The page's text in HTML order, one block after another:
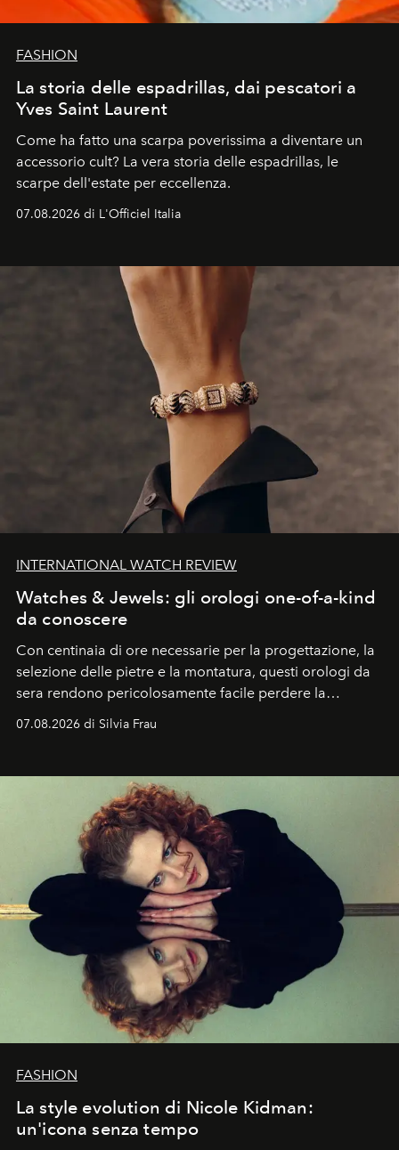
FASHION
La storia delle espadrillas, dai pescatori a
Yves Saint Laurent
Come ha fatto una scarpa poverissima a diventare un
accessorio cult? La vera storia delle espadrillas, le
scarpe dell'estate per eccellenza.
07.08.2026 di L'Officiel Italia
INTERNATIONAL WATCH REVIEW
Watches & Jewels: gli orologi one-of-a-kind
da conoscere
Con centinaia di ore necessarie per la progettazione, la
selezione delle pietre e la montatura, questi orologi da
sera rendono pericolosamente facile perdere la
cognizione del tempo. Ma con quadranti così
07.08.2026 di Silvia Frau
FASHION
La style evolution di Nicole Kidman:
un'icona senza tempo